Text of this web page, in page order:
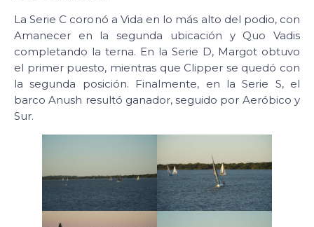
La Serie C coronó a Vida en lo más alto del podio, con
Amanecer en la segunda ubicación y Quo Vadis
completando la terna. En la Serie D, Margot obtuvo
el primer puesto, mientras que Clipper se quedó con
la segunda posición. Finalmente, en la Serie S, el
barco Anush resultó ganador, seguido por Aeróbico y
Sur.